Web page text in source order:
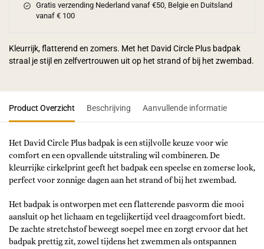
Gratis verzending Nederland vanaf €50, Belgie en Duitsland
vanaf € 100
Kleurrijk, flatterend en zomers. Met het David Circle Plus badpak
straal je stijl en zelfvertrouwen uit op het strand of bij het zwembad.
Product Overzicht Beschrijving Aanvullende informatie
Het David Circle Plus badpak is een stijlvolle keuze voor wie
comfort en een opvallende uitstraling wil combineren. De
kleurrijke cirkelprint geeft het badpak een speelse en zomerse look,
perfect voor zonnige dagen aan het strand of bij het zwembad.
Het badpak is ontworpen met een flatterende pasvorm die mooi
aansluit op het lichaam en tegelijkertijd veel draagcomfort biedt.
De zachte stretchstof beweegt soepel mee en zorgt ervoor dat het
badpak prettig zit, zowel tijdens het zwemmen als ontspannen